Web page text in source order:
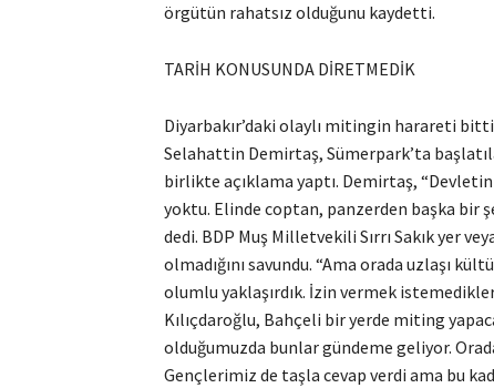
örgütün rahatsız olduğunu kaydetti.
TARİH KONUSUNDA DİRETMEDİK
Diyarbakır’daki olaylı mitingin harareti
Selahattin Demirtaş, Sümerpark’ta
birlikte açıklama yaptı. Demirtaş,
yoktu. Elinde coptan, panzerden başka
dedi. BDP Muş Milletvekili Sırrı Sakık yer
olmadığını savundu. “Ama orada uzlaşı
olumlu yaklaşırdık. İzin vermek
Kılıçdaroğlu, Bahçeli bir yerde miting
olduğumuzda bunlar gündeme geliyor.
Gençlerimiz de taşla cevap verdi ama bu